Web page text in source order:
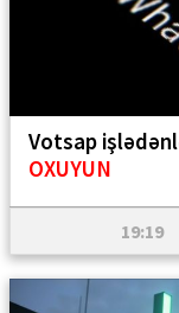
Votsap
OXUYUN
19:19